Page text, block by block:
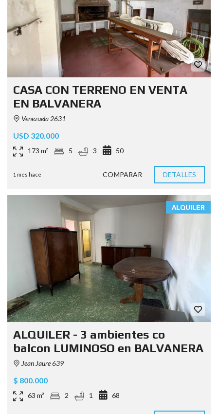
CASA CON TERRENO EN VENTA
EN BALVANERA
Venezuela 2631
USD 320.000
173 m² 5 3 50
1 mes hace COMPARAR DETALLES
ALQUILER
ALQUILER - 3 ambientes co
balcon LUMINOSO en BALVANERA
Jean Jaure 639
$ 800.000
63 m² 2 1 68